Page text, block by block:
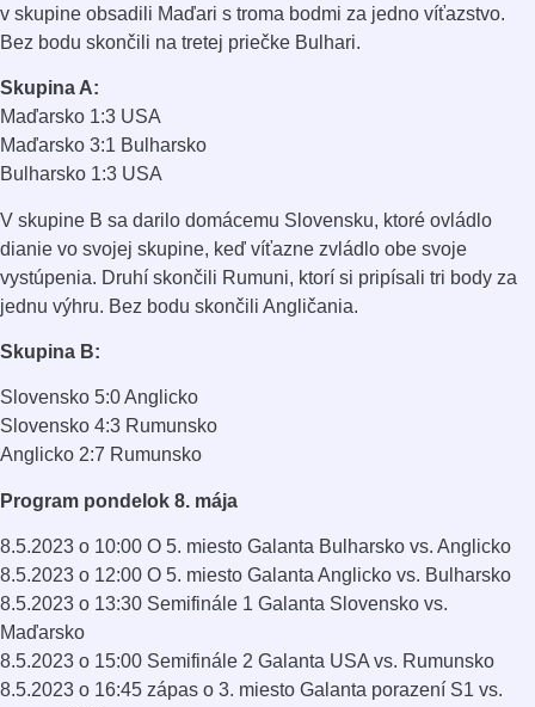
v skupine obsadili Maďari s troma bodmi za jedno víťazstvo.
Bez bodu skončili na tretej priečke Bulhari.
Skupina A:
Maďarsko 1:3 USA
Maďarsko 3:1 Bulharsko
Bulharsko 1:3 USA
V skupine B sa darilo domácemu Slovensku, ktoré ovládlo
dianie vo svojej skupine, keď víťazne zvládlo obe svoje
vystúpenia. Druhí skončili Rumuni, ktorí si pripísali tri body za
jednu výhru. Bez bodu skončili Angličania.
Skupina B:
Slovensko 5:0 Anglicko
Slovensko 4:3 Rumunsko
Anglicko 2:7 Rumunsko
Program pondelok 8. mája
8.5.2023 o 10:00 O 5. miesto Galanta Bulharsko vs. Anglicko
8.5.2023 o 12:00 O 5. miesto Galanta Anglicko vs. Bulharsko
8.5.2023 o 13:30 Semifinále 1 Galanta Slovensko vs.
Maďarsko
8.5.2023 o 15:00 Semifinále 2 Galanta USA vs. Rumunsko
8.5.2023 o 16:45 zápas o 3. miesto Galanta porazení S1 vs.